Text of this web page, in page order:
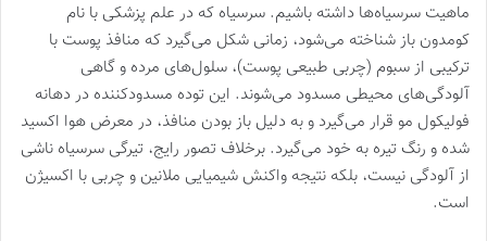
ماهیت سرسیاه‌ها داشته باشیم. سرسیاه که در علم پزشکی با نام
کومدون باز شناخته می‌شود، زمانی شکل می‌گیرد که منافذ پوست با
ترکیبی از سبوم (چربی طبیعی پوست)، سلول‌های مرده و گاهی
آلودگی‌های محیطی مسدود می‌شوند. این توده مسدودکننده در دهانه
فولیکول مو قرار می‌گیرد و به دلیل باز بودن منافذ، در معرض هوا اکسید
شده و رنگ تیره به خود می‌گیرد. برخلاف تصور رایج، تیرگی سرسیاه ناشی
از آلودگی نیست، بلکه نتیجه واکنش شیمیایی ملانین و چربی با اکسیژن
است.